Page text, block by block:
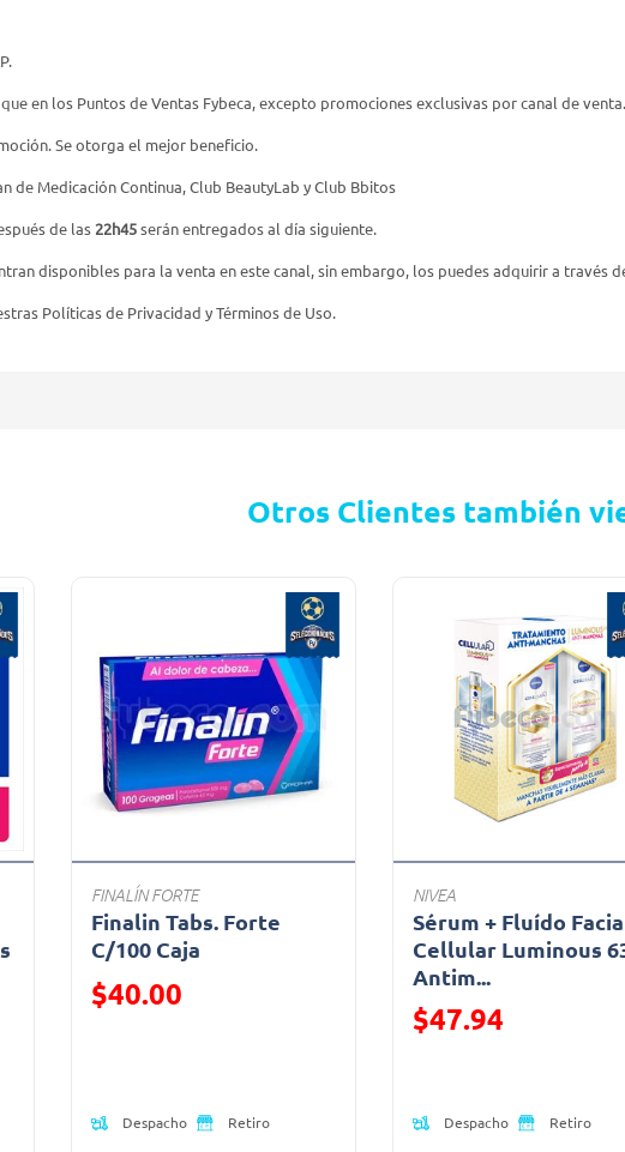
en los Puntos de Ventas Fybeca, excepto promociones exclusivas por canal de venta.
Se otorga el mejor beneficio.
de Medicación Continua, Club BeautyLab y Club Bbitos
de las 22h45serán entregados al día siguiente.
disponibles para la venta en este canal, sin embargo, los puedes adquirir a través
Políticas de Privacidad y Términos de Uso.
Otros Clientes también
FINALÍN FORTE
Finalin Tabs. Forte
C/100 Caja
Precio reducido de
$40.00
Despacho Retiro
NIVEA
Sérum + Fluído
Cellular Luminous
Antim...
Precio reducido de
$47.94
Despacho Retiro